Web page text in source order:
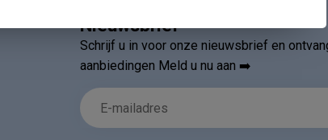
Nieuwsbrief
Schrijf u in voor onze nieuwsbrief en
aanbiedingen Meld u nu aan ➡️